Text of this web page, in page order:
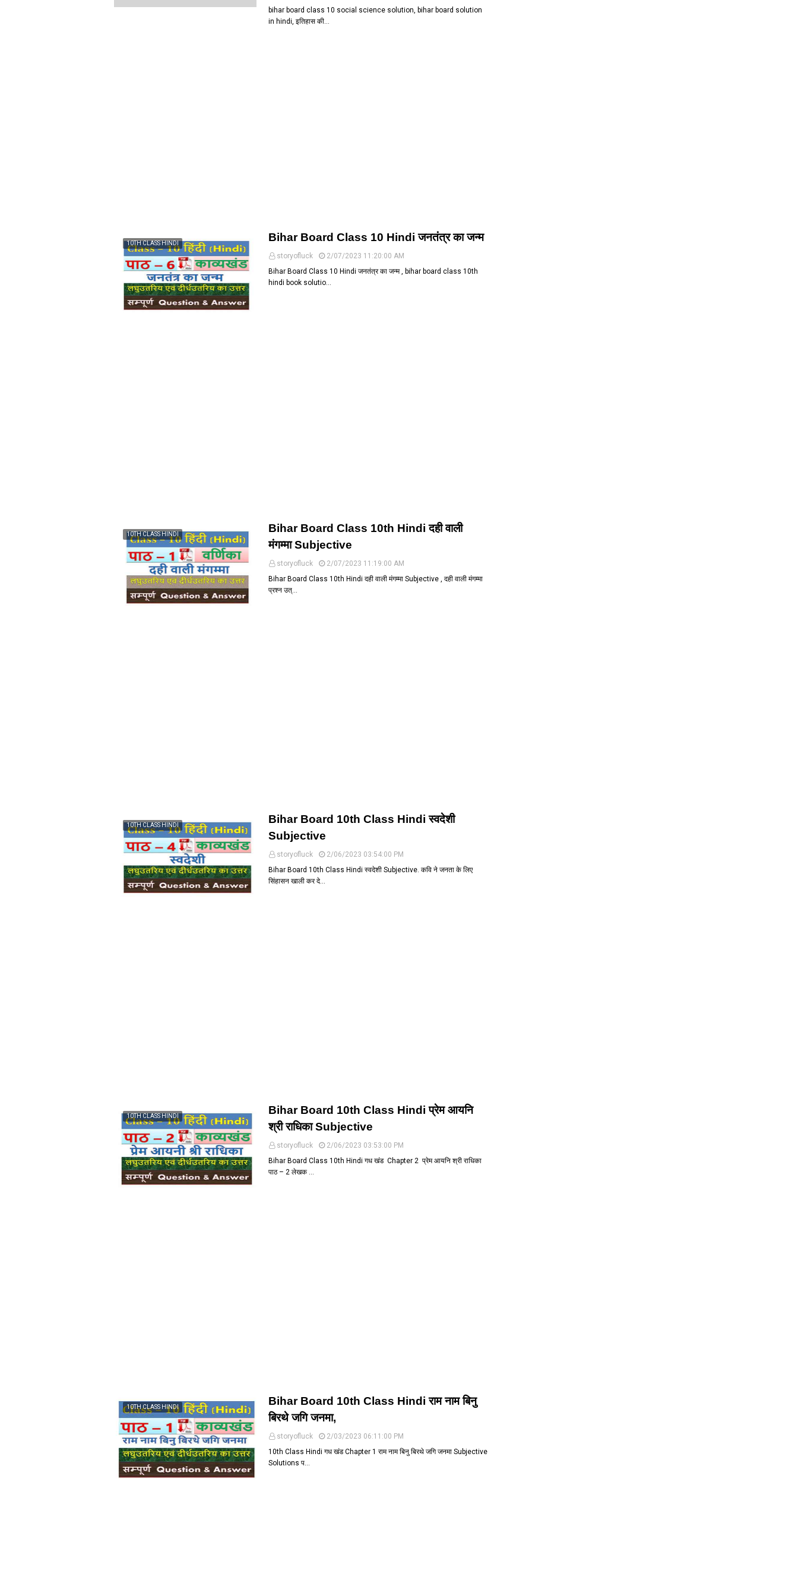
bihar board class 10 social science solution, bihar board solution
in hindi, इतिहास की…
10TH CLASS HINDI Bihar Board Class 10 Hindi जनतंत्र का जन्म
storyofluck
2/07/2023 11:20:00 AM
Bihar Board Class 10 Hindi जनतंत्र का जन्म , bihar board class 10th
hindi book solutio…
10TH CLASS HINDI
Bihar Board Class 10th Hindi दही वाली
मंगम्मा Subjective
storyofluck
2/07/2023 11:19:00 AM
Bihar Board Class 10th Hindi दही वाली मंगम्मा Subjective , दही वाली मंगम्मा
प्रश्न उत्…
10TH CLASS HINDI
Bihar Board 10th Class Hindi स्वदेशी
Subjective
storyofluck
2/06/2023 03:54:00 PM
Bihar Board 10th Class Hindi स्वदेशी Subjective. कवि ने जनता के लिए
सिंहासन खाली कर दे…
10TH CLASS HINDI
Bihar Board 10th Class Hindi प्रेम आयनि
श्री राधिका Subjective
storyofluck
2/06/2023 03:53:00 PM
Bihar Board Class 10th Hindi गध खंड Chapter 2 प्रेम आयनि श्री राधिका
पाठ – 2 लेखक …
10TH CLASS HINDI
Bihar Board 10th Class Hindi राम नाम बिनु
बिरथे जगि जनमा,
storyofluck
2/03/2023 06:11:00 PM
10th Class Hindi गध खंड Chapter 1 राम नाम बिनु बिरथे जगि जनमा Subjective
Solutions प…